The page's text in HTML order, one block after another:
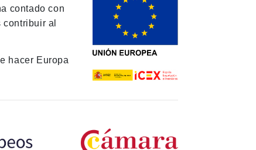
contado con
al
hacer Europa